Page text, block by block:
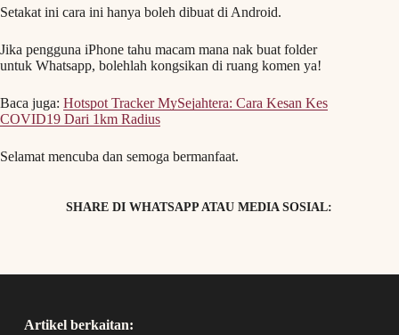
Setakat ini cara ini hanya boleh dibuat di Android.
Jika pengguna iPhone tahu macam mana nak buat folder
untuk Whatsapp, bolehlah kongsikan di ruang komen ya!
Baca juga: Hotspot Tracker MySejahtera: Cara Kesan Kes
COVID19 Dari 1km Radius
Selamat mencuba dan semoga bermanfaat.
SHARE DI WHATSAPP ATAU MEDIA SOSIAL:
Artikel berkaitan: